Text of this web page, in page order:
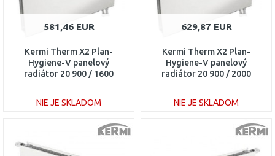
581,46 EUR
Kermi Therm X2 Plan-
Hygiene-V panelový
radiátor 20 900 / 1600
NIE JE SKLADOM
DO KOŠÍKA
Porovnať
629,87 EUR
Kermi Therm X2 Plan-
Hygiene-V panelový
radiátor 20 900 / 2000
NIE JE SKLADOM
DO KOŠÍKA